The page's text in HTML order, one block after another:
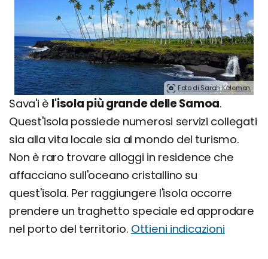
Foto di Sarah Kelemen.
Sava'i è l'isola più grande delle Samoa.
Quest'isola possiede numerosi servizi collegati
sia alla vita locale sia al mondo del turismo.
Non è raro trovare alloggi in residence che
affacciano sull'oceano cristallino su
quest'isola. Per raggiungere l'isola occorre
prendere un traghetto speciale ed approdare
nel porto del territorio. Ottieni indicazioni